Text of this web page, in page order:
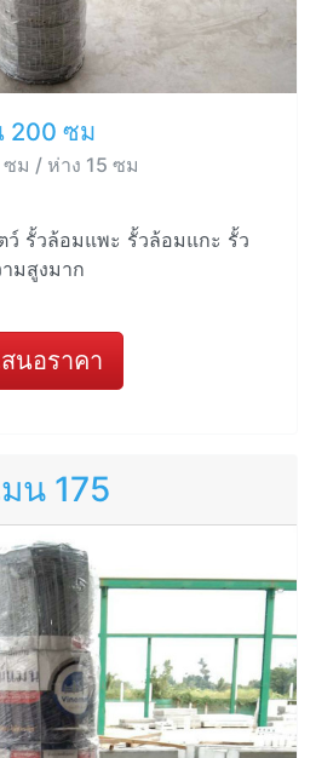
200 ซม
ม / ห่าง 15 ซม
ว์ รั้วล้อมแพะ รั้วล้อมแกะ รั้ว
มสูงมาก
นอราคา
น 175